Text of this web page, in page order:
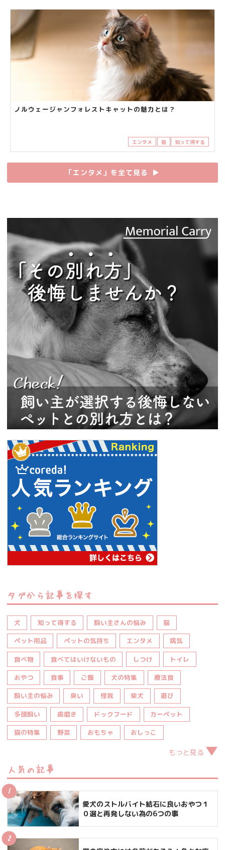
ノルウェージャンフォレストキャットの魅力とは？
エンタメ 猫 知って得する
「エンタメ」を全て見る ▶︎
タグから記事を探す
犬 知って得する 飼い主さんの悩み 猫
ペット用品 ペットの気持ち エンタメ 病気
食べ物 食べてはいけないもの しつけ トイレ
おやつ 食事 ご飯 犬の特集 療法食
飼い主の悩み 臭い 怪我 柴犬 遊び
多頭飼い 歯磨き ドックフード カーペット
猫の特集 野菜 おもちゃ おしっこ
もっと見る
人気の記事
愛犬のストルバイト結石に良いおやつ１
０選と再発しない為の6つの事